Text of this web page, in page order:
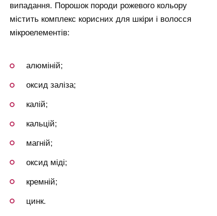
випадання. Порошок породи рожевого кольору
містить комплекс корисних для шкіри і волосся
мікроелементів:
алюміній;
оксид заліза;
калій;
кальцій;
магній;
оксид міді;
кремній;
цинк.